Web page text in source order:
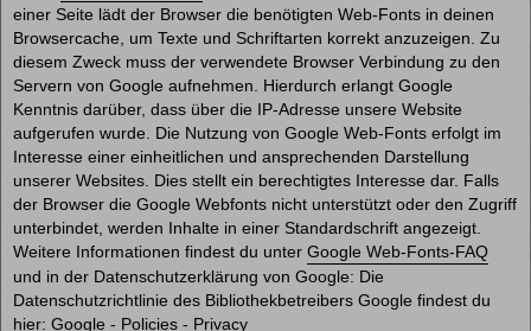
einer Seite lädt der Browser die benötigten Web-Fonts in deinen
Browsercache, um Texte und Schriftarten korrekt anzuzeigen. Zu
diesem Zweck muss der verwendete Browser Verbindung zu den
Servern von Google aufnehmen. Hierdurch erlangt Google
Kenntnis darüber, dass über die IP-Adresse unsere Website
aufgerufen wurde. Die Nutzung von Google Web-Fonts erfolgt im
Interesse einer einheitlichen und ansprechenden Darstellung
unserer Websites. Dies stellt ein berechtigtes Interesse dar. Falls
der Browser die Google Webfonts nicht unterstützt oder den Zugriff
unterbindet, werden Inhalte in einer Standardschrift angezeigt.
Weitere Informationen findest du unter Google Web-Fonts-FAQ
und in der Datenschutzerklärung von Google: Die
Datenschutzrichtlinie des Bibliothekbetreibers Google findest du
hier: Google - Policies - Privacy